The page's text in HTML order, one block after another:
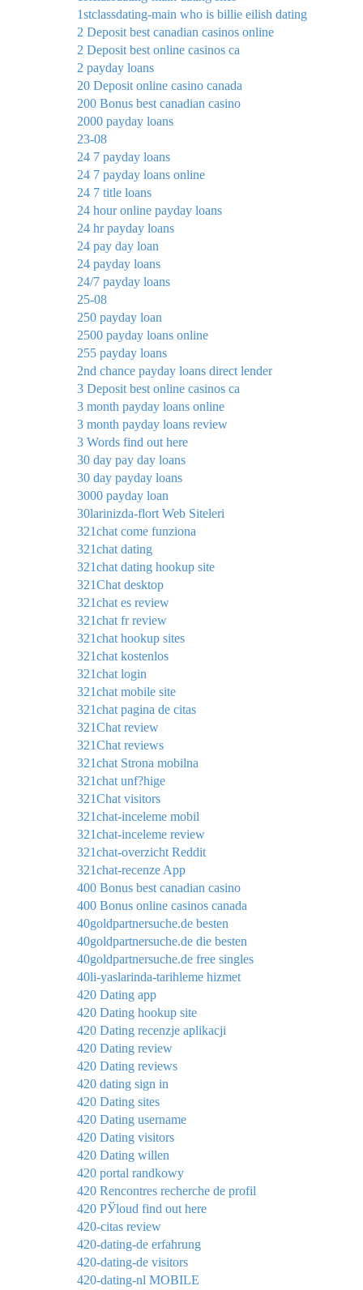
1stclassdating-main who is billie eilish dating
2 Deposit best canadian casinos online
2 Deposit best online casinos ca
2 payday loans
20 Deposit online casino canada
200 Bonus best canadian casino
2000 payday loans
23-08
24 7 payday loans
24 7 payday loans online
24 7 title loans
24 hour online payday loans
24 hr payday loans
24 pay day loan
24 payday loans
24/7 payday loans
25-08
250 payday loan
2500 payday loans online
255 payday loans
2nd chance payday loans direct lender
3 Deposit best online casinos ca
3 month payday loans online
3 month payday loans review
3 Words find out here
30 day pay day loans
30 day payday loans
3000 payday loan
30larinizda-flort Web Siteleri
321chat come funziona
321chat dating
321chat dating hookup site
321Chat desktop
321chat es review
321chat fr review
321chat hookup sites
321chat kostenlos
321chat login
321chat mobile site
321chat pagina de citas
321Chat review
321Chat reviews
321chat Strona mobilna
321chat unf?hige
321Chat visitors
321chat-inceleme mobil
321chat-inceleme review
321chat-overzicht Reddit
321chat-recenze App
400 Bonus best canadian casino
400 Bonus online casinos canada
40goldpartnersuche.de besten
40goldpartnersuche.de die besten
40goldpartnersuche.de free singles
40li-yaslarinda-tarihleme hizmet
420 Dating app
420 Dating hookup site
420 Dating recenzje aplikacji
420 Dating review
420 Dating reviews
420 dating sign in
420 Dating sites
420 Dating username
420 Dating visitors
420 Dating willen
420 portal randkowy
420 Rencontres recherche de profil
420 РЎloud find out here
420-citas review
420-dating-de erfahrung
420-dating-de visitors
420-dating-nl MOBILE